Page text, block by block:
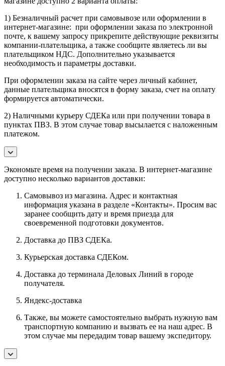
1) Безналичный расчет при самовывозе или оформлении в
интернет-магазине: при оформлении заказа по электронной
почте, к вашему запросу прикрепите действующие реквизиты
компании-плательщика, а также сообщите являетесь ли вы
плательщиком НДС. Дополнительно указывается
необходимость и параметры доставки.
При оформлении заказа на сайте через личный кабинет,
данные плательщика вносятся в форму заказа, счет на оплату
формируется автоматически.
2) Наличными курьеру СДЕКа или при получении товара в
пунктах ПВЗ. В этом случае товар высылается с наложенным
платежом.
Экономьте время на получении заказа. В интернет-магазине
доступно несколько вариантов доставки:
Самовывоз из магазина. Адрес и контактная
информация указана в разделе «Контакты». Просим вас
заранее сообщить дату и время приезда для
своевременной подготовки документов.
Доставка до ПВЗ СДЕКа.
Курьерская доставка СДЕКом.
Доставка до терминала Деловых Линий в городе
получателя.
Яндекс-доставка
Также, вы можете самостоятельно выбрать нужную вам
транспортную компанию и вызвать ее на наш адрес. В
этом случае мы передадим товар вашему экспедитору.